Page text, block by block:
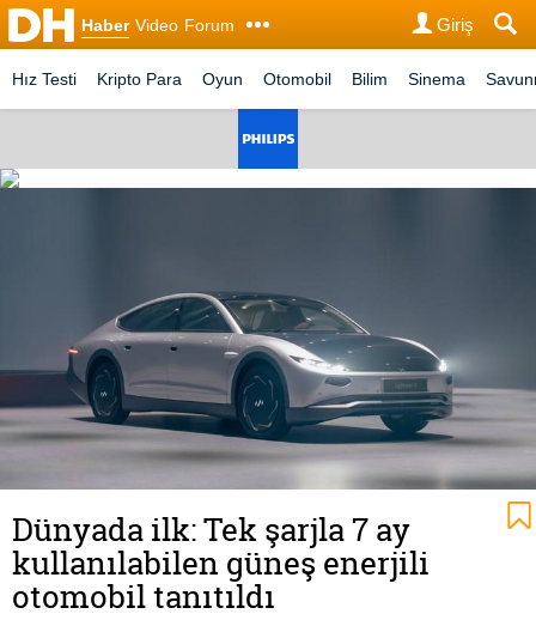
Haber Video Forum Giriş
Hız Testi Kripto Para Oyun Otomobil Bilim Sinema
Dünyada ilk: Tek şarjla 7 ay
kullanılabilen güneş enerjili
otomobil tanıtıldı